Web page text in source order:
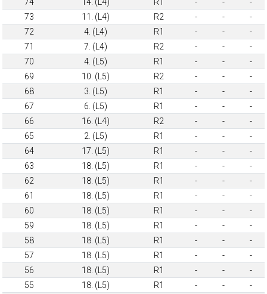
73
11. (L4) R2 - -
-
72
4. (L4) R1 - -
-
71
7. (L4) R2 - -
-
70
4. (L5) R1 - -
-
69
10. (L5) R2 - -
-
68
3. (L5) R1 - -
-
67
6. (L5) R1 - -
-
66
16. (L4) R2 - -
-
65
2. (L5) R1 - -
-
64
17. (L5) R1 - -
-
63
18. (L5) R1 - -
-
62
18. (L5) R1 - -
-
61
18. (L5) R1 - -
-
60
18. (L5) R1 - -
-
59
18. (L5) R1 - -
-
58
18. (L5) R1 - -
-
57
18. (L5) R1 - -
-
56
18. (L5) R1 - -
-
55
18. (L5) R1 - -
-